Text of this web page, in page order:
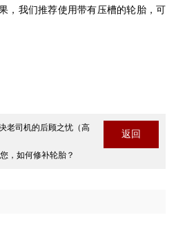
我们推荐使用带有压槽的轮胎，可
老司机的后顾之忧（高
，如何修补轮胎？
返回